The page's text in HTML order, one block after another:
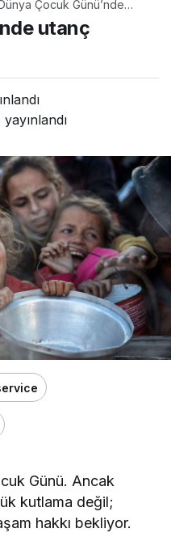
Çocuk Günü’nde
tablosu
utanç
yayınlandı
Günü. Ancak
kutlama değil;
hakkı bekliyor.